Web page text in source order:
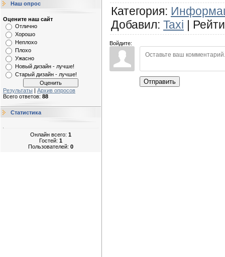
Наш опрос
Оцените наш сайт
Отлично
Хорошо
Неплохо
Плохо
Ужасно
Новый дизайн - лучше!
Старый дизайн - лучше!
Результаты | Архив опросов
Всего ответов: 88
Статистика
Онлайн всего: 1
Гостей: 1
Пользователей: 0
Категория:
Добавил: Taxi |
Войдите:
Отправить